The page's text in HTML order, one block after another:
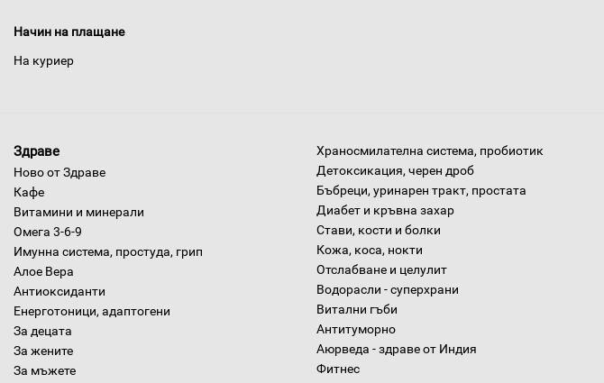
Начин на плащане
На куриер
Здраве
Ново от Здраве
Кафе
Витамини и минерали
Омега 3-6-9
Имунна система, простуда, грип
Алое Вера
Антиоксиданти
Енерготоници, адаптогени
За децата
За жените
За мъжете
Храносмилателна система, пробиотик
Детоксикация, черен дроб
Бъбреци, уринарен тракт, простата
Диабет и кръвна захар
Стави, кости и болки
Кожа, коса, нокти
Отслабване и целулит
Водорасли - суперхрани
Витални гъби
Антитуморно
Аюрведа - здраве от Индия
Фитнес